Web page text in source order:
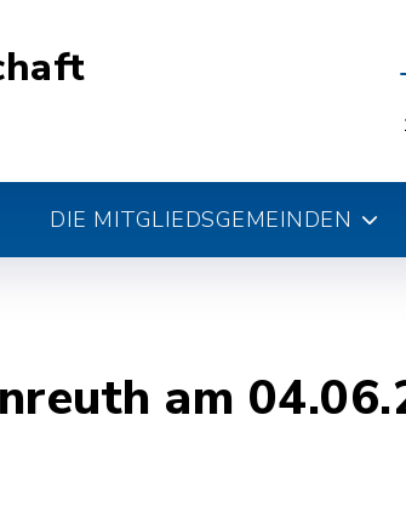
DIE MITGLIEDSGEMEINDEN
am